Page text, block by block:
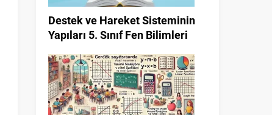
Destek ve Hareket Sisteminin
Yapıları 5. Sınıf Fen Bilimleri